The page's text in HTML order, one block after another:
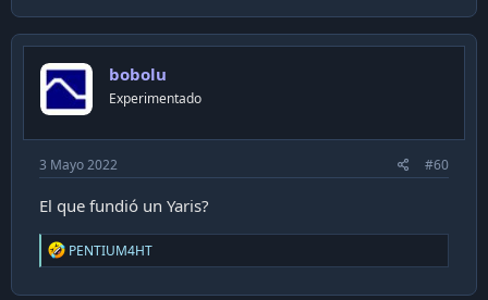
c
t
o
n
s
bobolu
Experimentado
3 Mayo 2022 #60
El que fundió un Yaris?
R
e
PENTIUM4HT